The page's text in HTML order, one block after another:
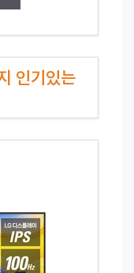
인기있는